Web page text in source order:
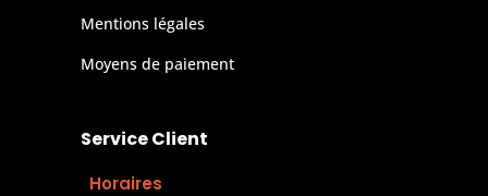
Mentions légales
Moyens de paiement
Service Client
Horaires